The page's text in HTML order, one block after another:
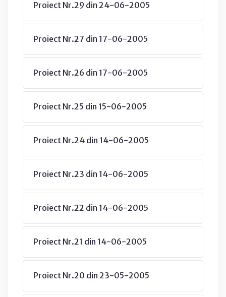
Proiect Nr.29 din 24-06-2005
Proiect Nr.27 din 17-06-2005
Proiect Nr.26 din 17-06-2005
Proiect Nr.25 din 15-06-2005
Proiect Nr.24 din 14-06-2005
Proiect Nr.23 din 14-06-2005
Proiect Nr.22 din 14-06-2005
Proiect Nr.21 din 14-06-2005
Proiect Nr.20 din 23-05-2005